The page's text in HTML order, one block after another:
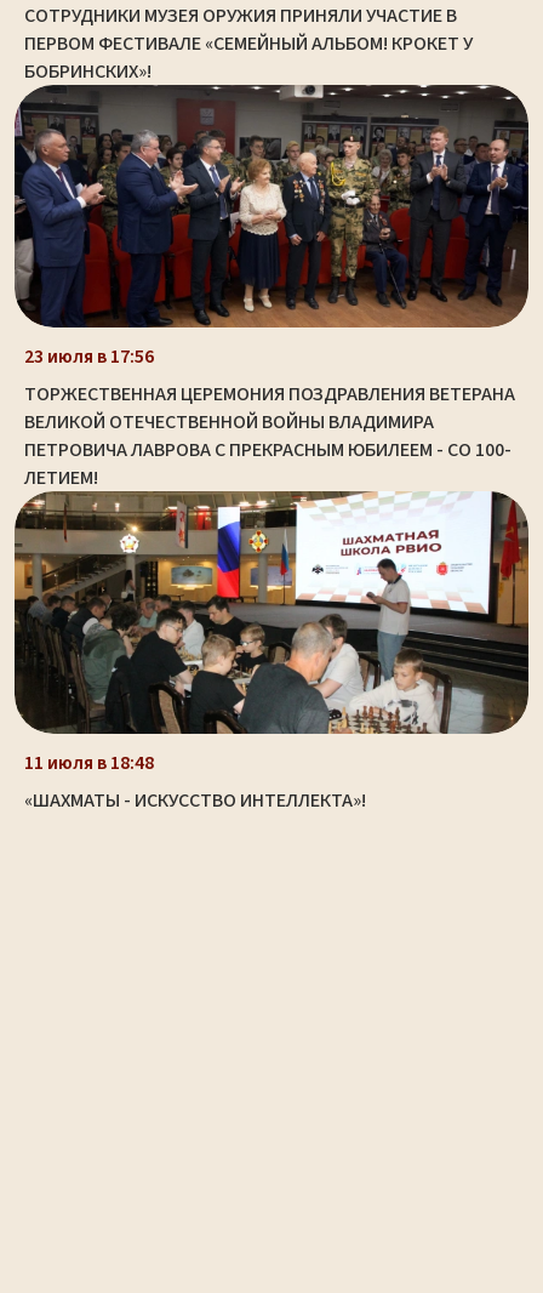
СОТРУДНИКИ МУЗЕЯ ОРУЖИЯ ПРИНЯЛИ УЧАСТИЕ В
ПЕРВОМ ФЕСТИВАЛЕ «СЕМЕЙНЫЙ АЛЬБОМ! КРОКЕТ У
БОБРИНСКИХ»!
23 июля в 17:56
ТОРЖЕСТВЕННАЯ ЦЕРЕМОНИЯ ПОЗДРАВЛЕНИЯ ВЕТЕРАНА
ВЕЛИКОЙ ОТЕЧЕСТВЕННОЙ ВОЙНЫ ВЛАДИМИРА
ПЕТРОВИЧА ЛАВРОВА С ПРЕКРАСНЫМ ЮБИЛЕЕМ - СО 100-
ЛЕТИЕМ!
11 июля в 18:48
«ШАХМАТЫ - ИСКУССТВО ИНТЕЛЛЕКТА»!